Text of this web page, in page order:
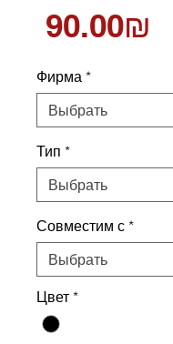
‏90.00 ‏₪
Фирма *
Тип *
Совместим с *
Цвет *